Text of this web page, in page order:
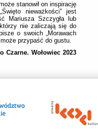
stanowił on inspirację
nieważkości” jest
Mariusza Szczygła lub
nie zaliczają się do
o swoich „Morawach
przypaść do gustu.
Czarne. Wołowiec 2023